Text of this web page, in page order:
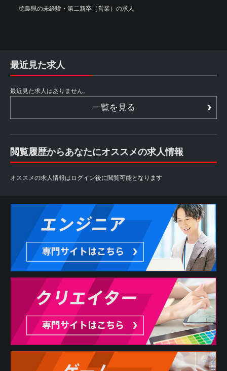
徳島県の未経験・第二新卒（営業）の求人
最近見た求人
最近見た求人はありません。
一覧を見る
閲覧履歴からあなたにオススメの求人情報
オススメの求人情報はログイン後に閲覧可能となります